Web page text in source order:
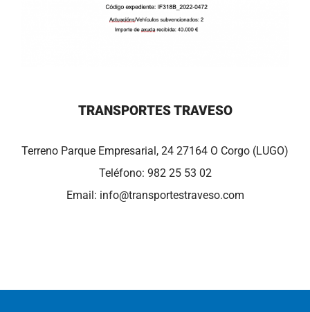
TRANSPORTES TRAVESO
Terreno Parque Empresarial, 24 27164 O Corgo (LUGO)
Teléfono: 982 25 53 02
Email: info@transportestraveso.com